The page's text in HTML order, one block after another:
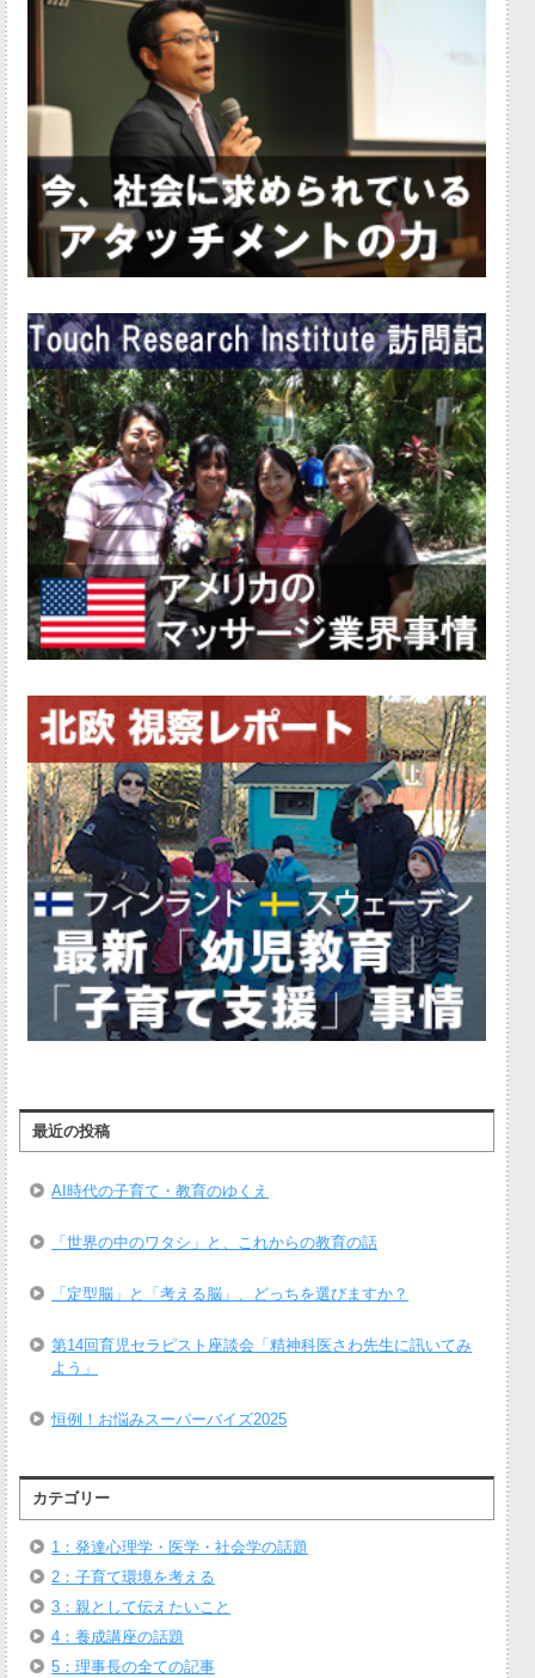
最近の投稿
AI時代の子育て・教育のゆくえ
「世界の中のワタシ」と、これからの教育の話
「定型脳」と「考える脳」、どっちを選びますか？
第14回育児セラピスト座談会「精神科医さわ先生に訊いてみ
よう」
恒例！お悩みスーパーバイズ2025
カテゴリー
1：発達心理学・医学・社会学の話題
2：子育て環境を考える
3：親として伝えたいこと
4：養成講座の話題
5：理事長の全ての記事